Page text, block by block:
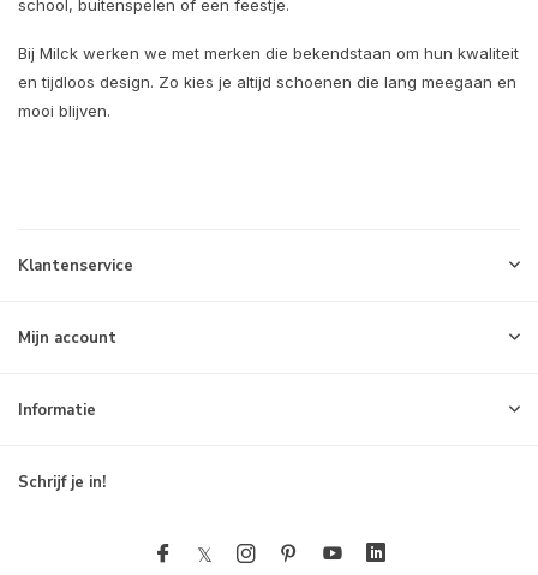
school, buitenspelen of een feestje.
Bij Milck werken we met merken die bekendstaan om hun kwaliteit
en tijdloos design. Zo kies je altijd schoenen die lang meegaan en
mooi blijven.
Klantenservice
Mijn account
Informatie
Schrijf je in!